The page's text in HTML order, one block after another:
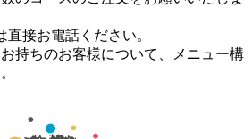
直接お電話ください。
持ちのお客様について、メニュー構